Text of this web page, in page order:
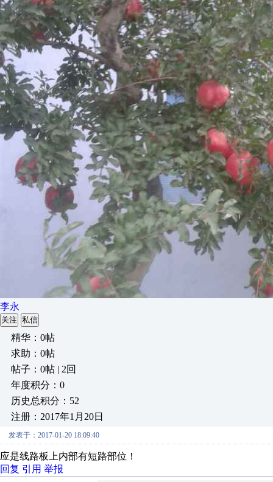
李永
关注 私信
精华：0帖
求助：0帖
帖子：0帖 | 2回
年度积分：0
历史总积分：52
注册：2017年1月20日
发表于：2017-01-20 18:09:40
应是线路板上内部有短路部位！
回复 引用 举报